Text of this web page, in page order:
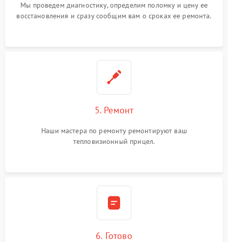
Мы проведем диагностику, определим поломку и цену ее
восстановления и сразу сообщим вам о сроках ее ремонта.
5. Ремонт
Наши мастера по ремонту ремонтируют ваш
тепловизионный прицел.
6. Готово